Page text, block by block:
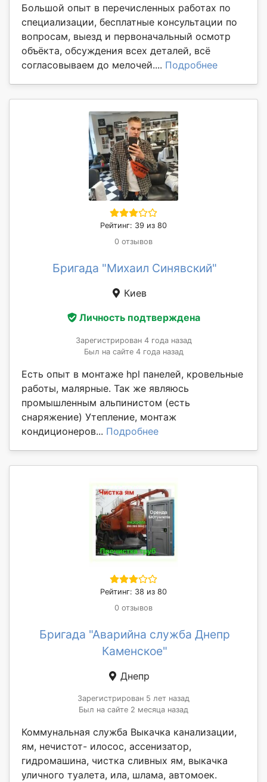
Большой опыт в перечисленных работах по
специализации, бесплатные консультации по
вопросам, выезд и первоначальный осмотр
объёкта, обсуждения всех деталей, всё
согласовываем до мелочей.... Подробнее
Рейтинг: 39 из 80
0 отзывов
Бригада "Михаил Синявский"
Киев
Личность подтверждена
Зарегистрирован 4 года назад
Был на сайте 4 года назад
Есть опыт в монтаже hpl панелей, кровельные
работы, малярные. Так же являюсь
промышленным альпинистом (есть
снаряжение) Утепление, монтаж
кондиционеров... Подробнее
Рейтинг: 38 из 80
0 отзывов
Бригада "Аварийна служба Днепр
Каменское"
Днепр
Зарегистрирован 5 лет назад
Был на сайте 2 месяца назад
Коммунальная служба Выкачка канализации,
ям, нечистот- илосос, ассенизатор,
гидромашина, чистка сливных ям, выкачка
уличного туалета, ила, шлама, автомоек.